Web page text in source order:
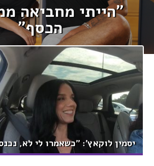
"הייתי מחביאה
הכסף"
יסמין לוקאץ': ''כשאמרו לי לא,